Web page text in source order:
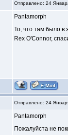
Отправлено: 24
Pantamorph
То, что там было в
Rex O'Connor,
Отправлено: 24
Pantamorph
Пожалуйста не